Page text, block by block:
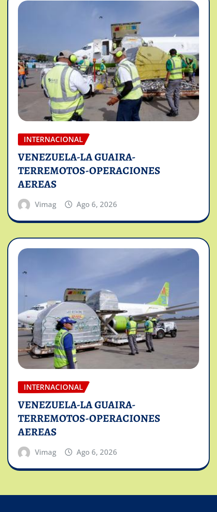
INTERNACIONAL
VENEZUELA-LA GUAIRA-
TERREMOTOS-OPERACIONES
AEREAS
Vimag Ago 6, 2026
INTERNACIONAL
VENEZUELA-LA GUAIRA-
TERREMOTOS-OPERACIONES
AEREAS
Vimag Ago 6, 2026